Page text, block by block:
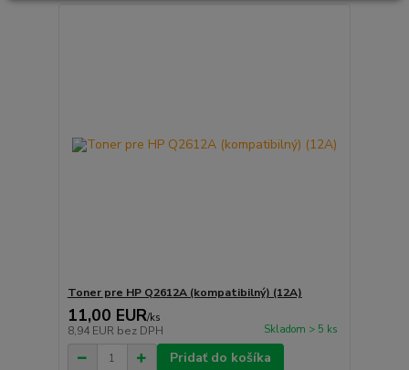
Toner pre HP Q2612A (kompatibilný) (12A)
11,00 EUR/ks
8,94 EUR bez DPH Skladom > 5 ks
Pridať do košíka